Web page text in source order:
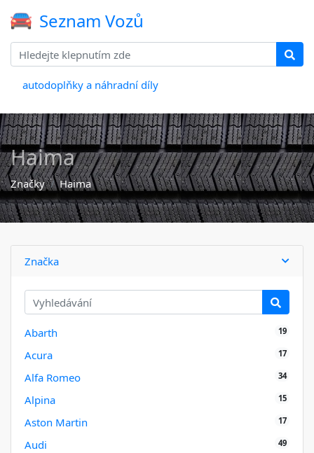
Seznam Vozů
autodoplňky a náhradní díly
Haima
Značky Haima
Značka
Abarth 19
Acura 17
Alfa Romeo 34
Alpina 15
Aston Martin 17
Audi 49